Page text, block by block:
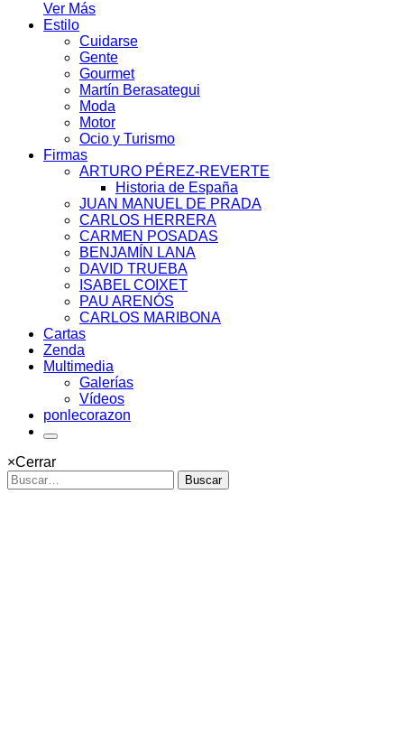
Ver Más
Estilo
Cuidarse
Gente
Gourmet
Martín Berasategui
Moda
Motor
Ocio y Turismo
Firmas
ARTURO PÉREZ-REVERTE
Historia de España
JUAN MANUEL DE PRADA
CARLOS HERRERA
CARMEN POSADAS
BENJAMÍN LANA
DAVID TRUEBA
ISABEL COIXET
PAU ARENÓS
CARLOS MARIBONA
Cartas
Zenda
Multimedia
Galerías
Vídeos
ponlecorazon
×Cerrar
Buscar